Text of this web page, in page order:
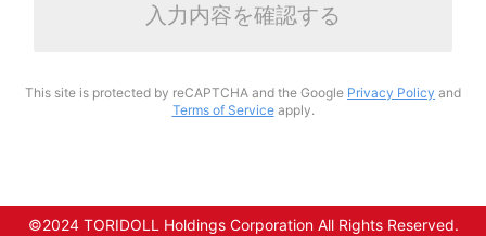
入力内容を確認する
This site is protected by reCAPTCHA and the Google Privacy Policy and
Terms of Serviceapply.
©2024 TORIDOLL Holdings Corporation All Rights Reserved.